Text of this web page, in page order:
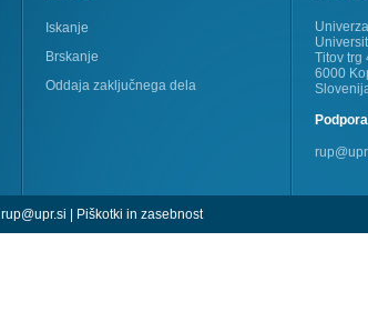
Iskanje
Brskanje
Oddaja zaključnega dela
Titov trg
6000
Podpora
rup@upr.si | Piškotki in zasebnost